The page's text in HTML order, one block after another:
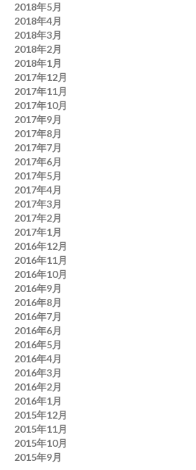
2018年5月
2018年4月
2018年3月
2018年2月
2018年1月
2017年12月
2017年11月
2017年10月
2017年9月
2017年8月
2017年7月
2017年6月
2017年5月
2017年4月
2017年3月
2017年2月
2017年1月
2016年12月
2016年11月
2016年10月
2016年9月
2016年8月
2016年7月
2016年6月
2016年5月
2016年4月
2016年3月
2016年2月
2016年1月
2015年12月
2015年11月
2015年10月
2015年9月